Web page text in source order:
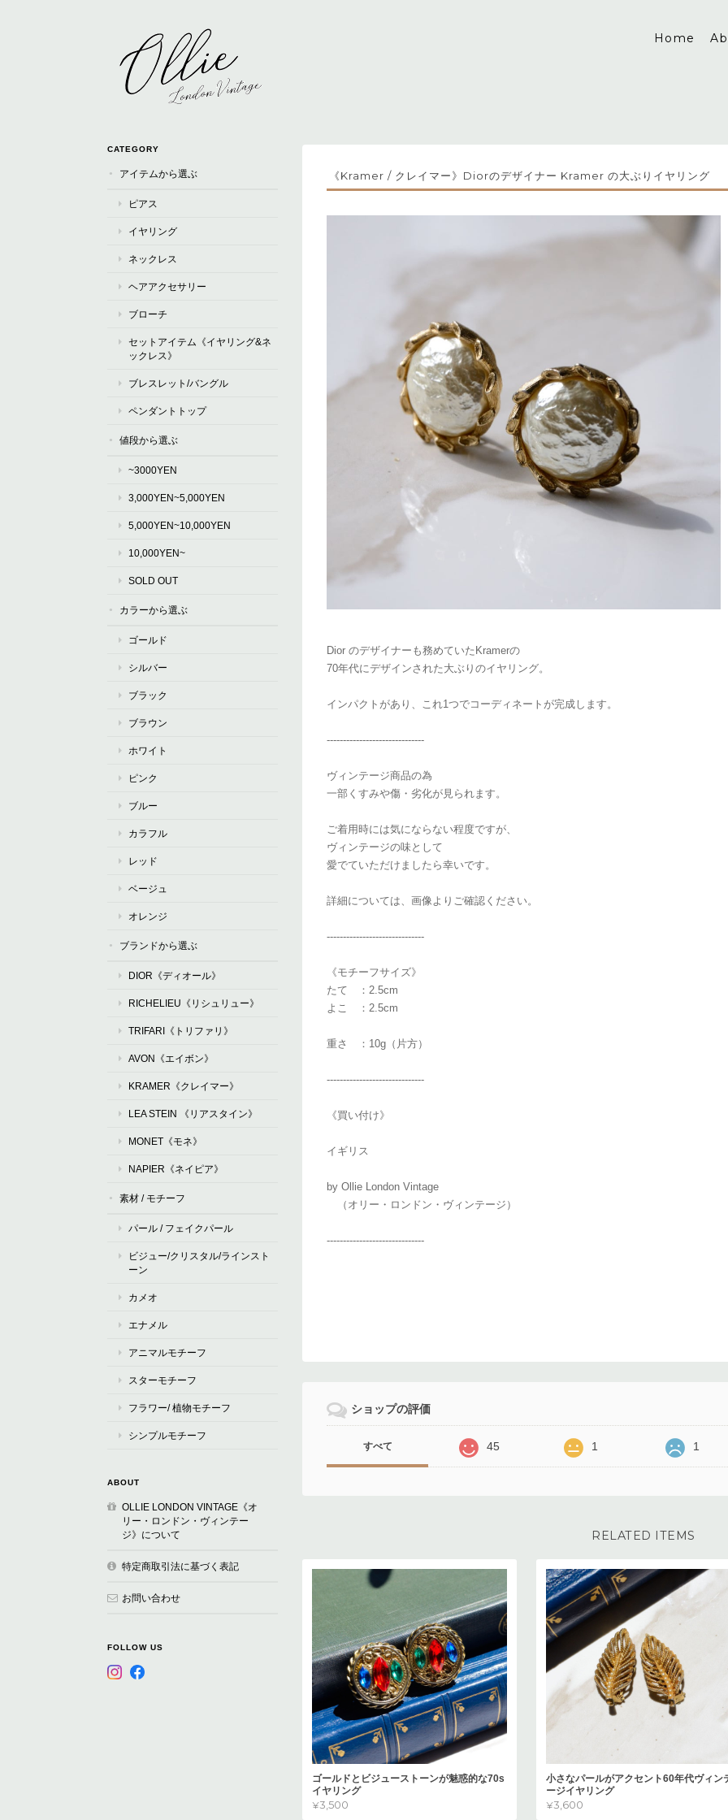
Home
《Kramer / クレイマー》Diorのデザイナー Kramer の大ぶりイヤリング
Dior のデザイナーも務めていたKramerの
70年代にデザインされた大ぶりのイヤリング。
インパクトがあり、これ1つでコーディネートが完成します。
------------------------------
ヴィンテージ商品の為
一部くすみや傷・劣化が見られます。
ご着用時には気にならない程度ですが、
ヴィンテージの味として
愛でていただけましたら幸いです。
詳細については、画像よりご確認ください。
------------------------------
《モチーフサイズ》
たて ：2.5cm
よこ ：2.5cm
重さ ：10g（片方）
------------------------------
《買い付け》
イギリス
by Ollie London Vintage
（オリー・ロンドン・ヴィンテージ）
------------------------------
ショップの評価
すべて 45 1 1
RELATED ITEMS
ゴールドとビジューストーンが魅惑的な70s
イヤリング
¥3,500
小さなパールがアクセント60年代ヴィン
ージイヤリング
¥3,600
CATEGORY
アイテムから選ぶ
ピアス
イヤリング
ネックレス
ヘアアクセサリー
ブローチ
セットアイテム《イヤリング&ネ
ックレス》
ブレスレット/バングル
ペンダントトップ
値段から選ぶ
~3000YEN
3,000YEN~5,000YEN
5,000YEN~10,000YEN
10,000YEN~
SOLD OUT
カラーから選ぶ
ゴールド
シルバー
ブラック
ブラウン
ホワイト
ピンク
ブルー
カラフル
レッド
ベージュ
オレンジ
ブランドから選ぶ
DIOR《ディオール》
RICHELIEU《リシュリュー》
TRIFARI《トリファリ》
AVON《エイボン》
KRAMER《クレイマー》
LEA STEIN 《リアスタイン》
MONET《モネ》
NAPIER《ネイピア》
素材 / モチーフ
パール / フェイクパール
ビジュー/クリスタル/ラインスト
ーン
カメオ
エナメル
アニマルモチーフ
スターモチーフ
フラワー/ 植物モチーフ
シンプルモチーフ
ABOUT
OLLIE LONDON VINTAGE《オ
リー・ロンドン・ヴィンテー
ジ》について
特定商取引法に基づく表記
お問い合わせ
FOLLOW US